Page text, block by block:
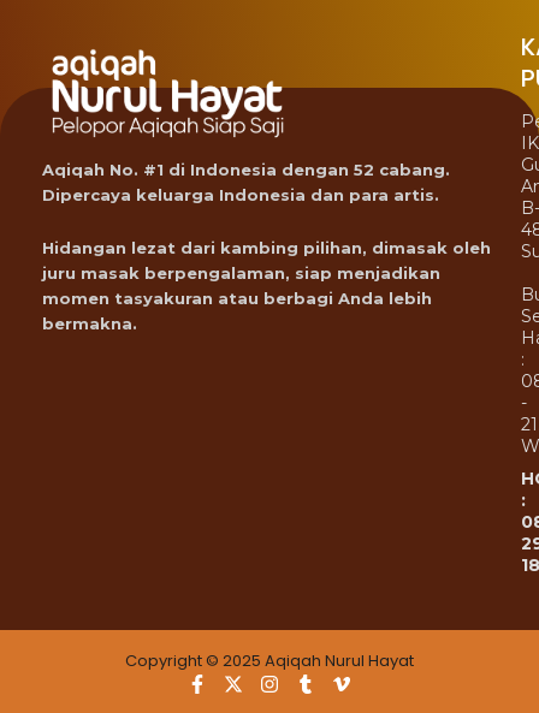
Aqiqah No. #1 di Indonesia dengan 52 cabang.
Dipercaya keluarga Indonesia dan para artis.
Hidangan lezat dari kambing pilihan, dimasak oleh
juru masak berpengalaman, siap menjadikan
momen tasyakuran atau berbagi Anda lebih
bermakna.
B-
:
-
:
Copyright © 2025 Aqiqah Nurul Hayat
F
a
X
-
I
n
T
u
V